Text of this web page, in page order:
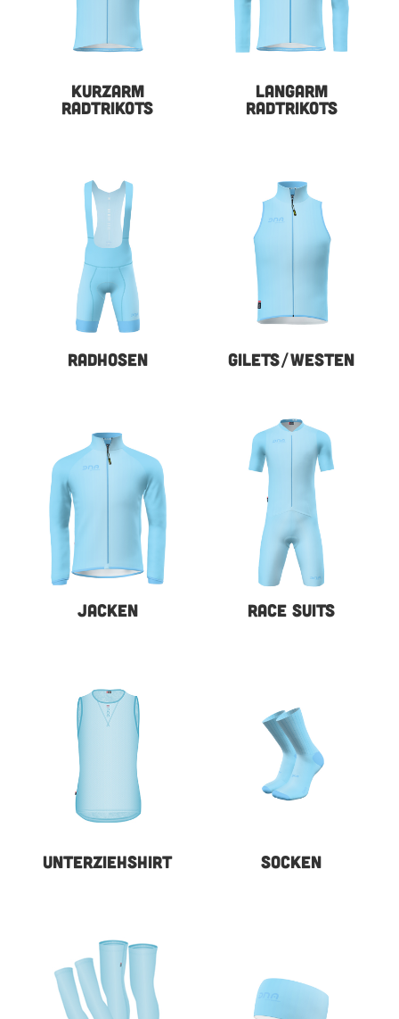
KURZARM
RADTRIKOTS
LANGARM
RADTRIKOTS
RADHOSEN GILETS/WESTEN
JACKEN RACE SUITS
UNTERZIEHSHIRT SOCKEN